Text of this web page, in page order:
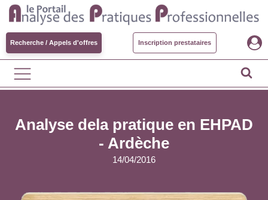
Recherche / Appels d'offres Inscription prestataires
Analyse dela pratique en EHPAD
- Ardèche
14/04/2016